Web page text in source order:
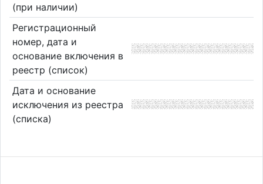
(при наличии)
Регистрационный
номер, дата и
основание включения в
реестр (список)
Дата и основание
исключения из реестра
(списка)